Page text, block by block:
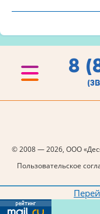
8
© 2008 — 2026, ООО
Пользовательское